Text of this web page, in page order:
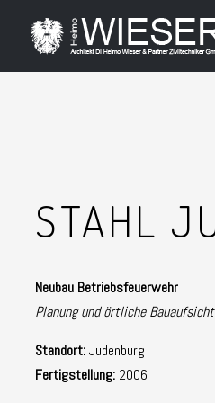
STAHL
Neubau Betriebsfeuerwehr
Planung und örtliche Bauaufsicht
Standort:Judenburg
Fertigstellung: 2006